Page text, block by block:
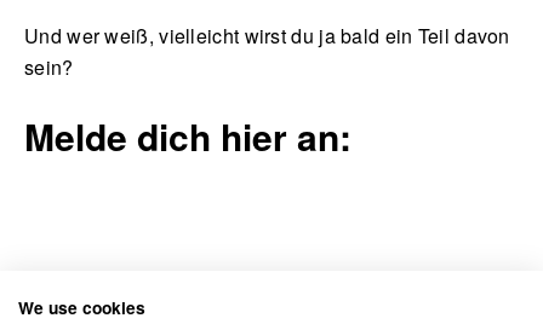
English
Und wer weiß, vielleicht wirst du ja bald ein Teil davon
sein?
Melde dich hier an:
We use cookies